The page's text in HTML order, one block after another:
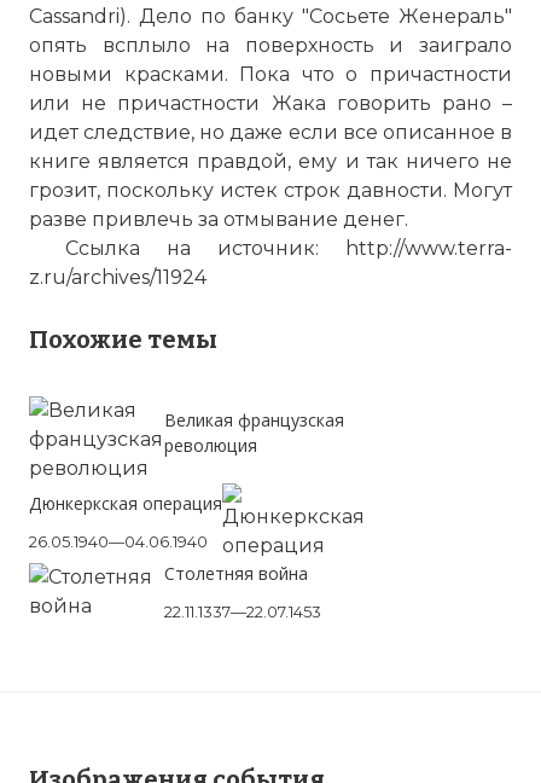
Cassandri). Дело по банку "Сосьете Женераль"
опять всплыло на поверхность и заиграло
новыми красками. Пока что о причастности
или не причастности Жака говорить рано –
идет следствие, но даже если все описанное в
книге является правдой, ему и так ничего не
грозит, поскольку истек строк давности. Могут
разве привлечь за отмывание денег.
Ссылка на источник: http://www.terra-
z.ru/archives/11924
Похожие темы
Великая французская
революция
Дюнкеркская операция
26.05.1940—04.06.1940
Столетняя война
22.11.1337—22.07.1453
Альберт Спаджиари (Albert Spaggiari) –
организатор ограбления
Фото статьи: